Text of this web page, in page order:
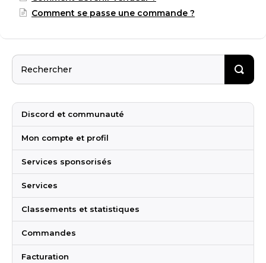
Comment se passe une commande ?
Discord et communauté
Mon compte et profil
Services sponsorisés
Services
Classements et statistiques
Commandes
Facturation